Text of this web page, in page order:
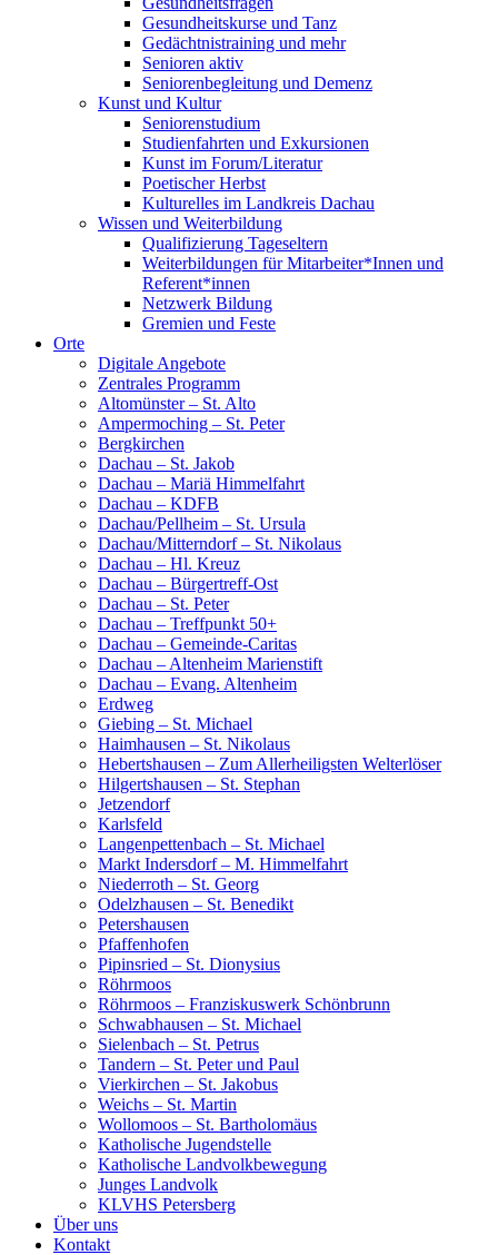
Gesundheitskurse und Tanz
Gedächtnistraining und mehr
Senioren aktiv
Seniorenbegleitung und Demenz
Kunst und Kultur
Seniorenstudium
Studienfahrten und Exkursionen
Kunst im Forum/Literatur
Poetischer Herbst
Kulturelles im Landkreis Dachau
Wissen und Weiterbildung
Qualifizierung Tageseltern
Weiterbildungen für Mitarbeiter*Innen und
Referent*innen
Netzwerk Bildung
Gremien und Feste
Orte
Digitale Angebote
Zentrales Programm
Altomünster – St. Alto
Ampermoching – St. Peter
Bergkirchen
Dachau – St. Jakob
Dachau – Mariä Himmelfahrt
Dachau – KDFB
Dachau/Pellheim – St. Ursula
Dachau/Mitterndorf – St. Nikolaus
Dachau – Hl. Kreuz
Dachau – Bürgertreff-Ost
Dachau – St. Peter
Dachau – Treffpunkt 50+
Dachau – Gemeinde-Caritas
Dachau – Altenheim Marienstift
Dachau – Evang. Altenheim
Erdweg
Giebing – St. Michael
Haimhausen – St. Nikolaus
Hebertshausen – Zum Allerheiligsten Welterlöser
Hilgertshausen – St. Stephan
Jetzendorf
Karlsfeld
Langenpettenbach – St. Michael
Markt Indersdorf – M. Himmelfahrt
Niederroth – St. Georg
Odelzhausen – St. Benedikt
Petershausen
Pfaffenhofen
Pipinsried – St. Dionysius
Röhrmoos
Röhrmoos – Franziskuswerk Schönbrunn
Schwabhausen – St. Michael
Sielenbach – St. Petrus
Tandern – St. Peter und Paul
Vierkirchen – St. Jakobus
Weichs – St. Martin
Wollomoos – St. Bartholomäus
Katholische Jugendstelle
Katholische Landvolkbewegung
Junges Landvolk
KLVHS Petersberg
Über uns
Kontakt